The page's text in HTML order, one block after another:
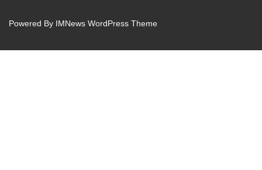
Powered By IMNews WordPress Theme